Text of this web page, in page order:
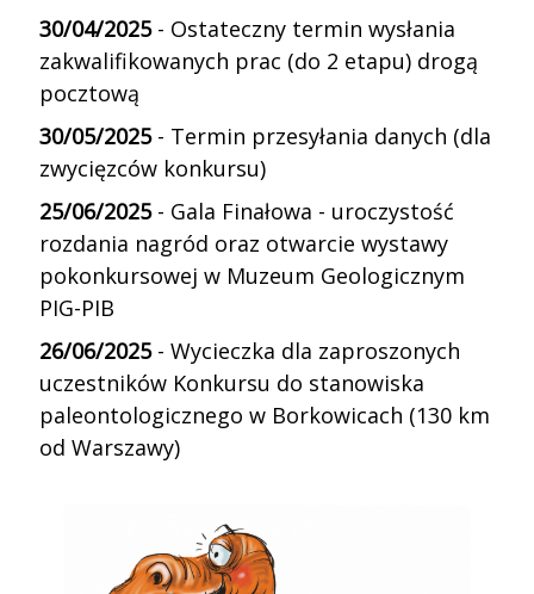
30/04/2025- Ostateczny termin wysłania
zakwalifikowanych prac (do 2 etapu) drogą
pocztową
30/05/2025- Termin przesyłania danych (dla
zwycięzców konkursu)
25/06/2025- Gala Finałowa - uroczystość
rozdania nagród oraz otwarcie wystawy
pokonkursowej w Muzeum Geologicznym
PIG-PIB
26/06/2025- Wycieczka dla zaproszonych
uczestników Konkursu do stanowiska
paleontologicznego w Borkowicach (130 km
od Warszawy)